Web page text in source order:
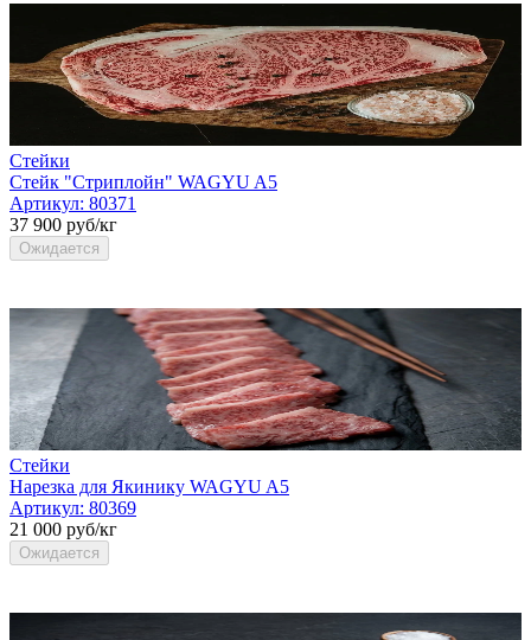
Стейки
Стейк "Стриплойн" WAGYU A5
Артикул: 80371
37 900 руб/кг
Ожидается
Стейки
Нарезка для Якинику WAGYU A5
Артикул: 80369
21 000 руб/кг
Ожидается